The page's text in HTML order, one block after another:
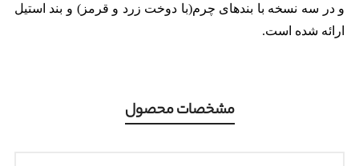
و در سه نسخه با بندهای چرم(با دوخت زرد و قرمز) و بند استیل
ارائه شده است.
مشخصات محصول